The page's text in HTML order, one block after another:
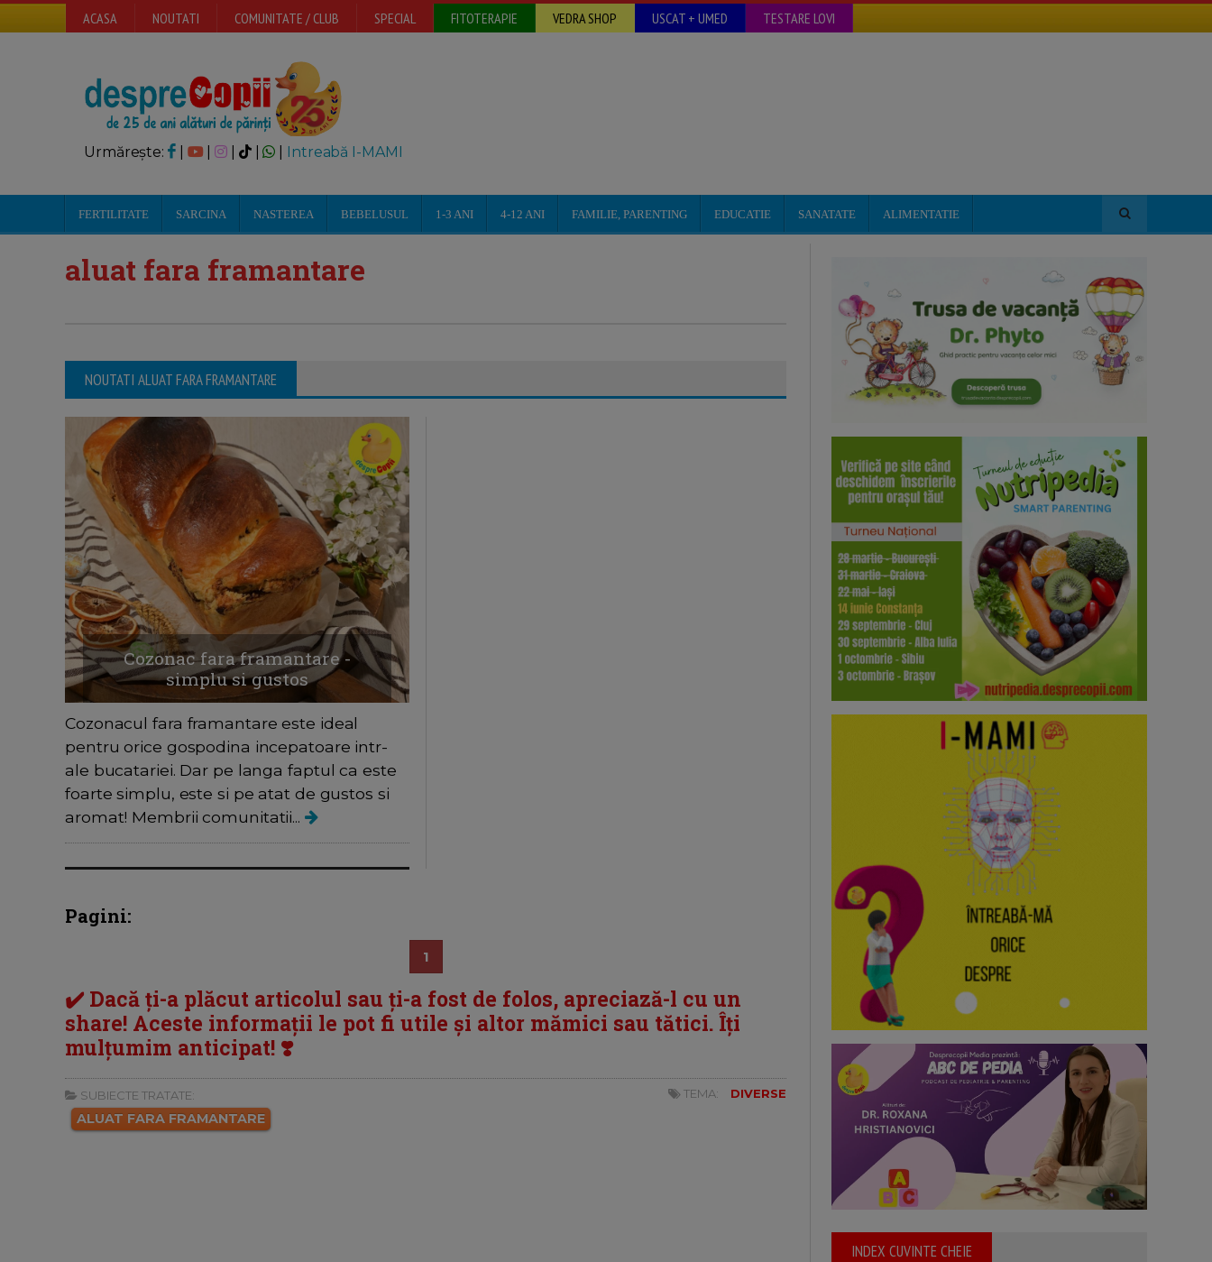
ACASA NOUTATI COMUNITATE / CLUB SPECIAL FITOTERAPIE VEDRA SHOP USCAT + UMED TESTARE LOVI
Urmărește: | | Intreabă I-MAMI
FERTILITATE SARCINA NASTEREA BEBELUSUL 1-3 ANI 4-12 ANI FAMILIE, PARENTING EDUCATIE SANATATE ALIMENTATIE
aluat fara framantare
NOUTATI ALUAT FARA FRAMANTARE
Cozonac fara framantare -
simplu si gustos
Cozonacul fara framantare este ideal
pentru orice gospodina incepatoare intr-
ale bucatariei. Dar pe langa faptul ca este
foarte simplu, este si pe atat de gustos si
aromat! Membrii comunitatii...
Pagini:
1
✔️ Dacă ți-a plăcut articolul sau ți-a fost de folos, apreciază-l cu un
share! Aceste informații le pot fi utile și altor mămici sau tătici. Îți
mulțumim anticipat! ❣️
SUBIECTE TRATATE:
ALUAT FARA FRAMANTARE
TEMA: DIVERSE
INDEX CUVINTE CHEIE